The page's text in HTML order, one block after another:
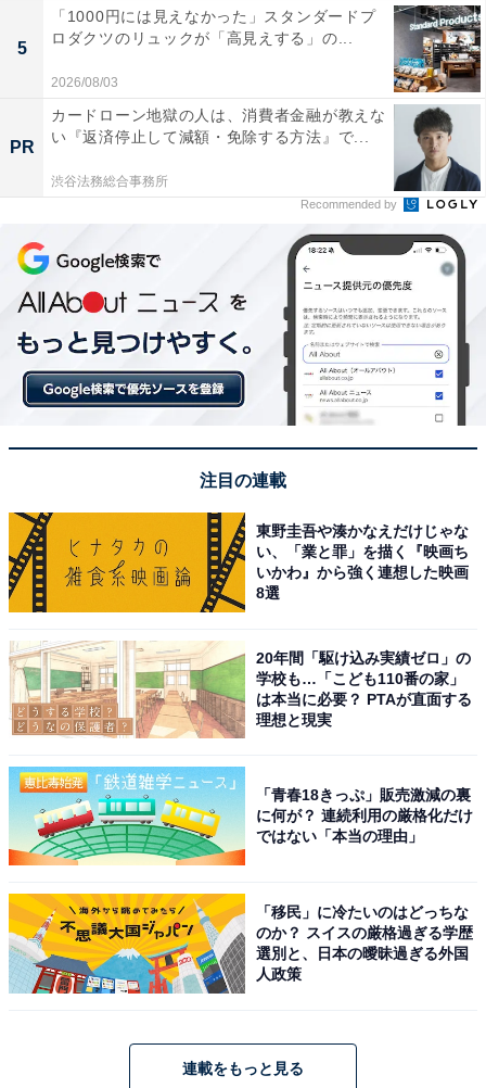
商品名
Lil ala mode カラフルトート
メーカー
パレード
2026年6月
価格
税込500円
ラインアップ
全5種
・キャミー
・ラテ
・スフレ
・ナッツ
Amazonで見る
5
「1000円には見えなかった」スタンダードプ
ロダクツのリュックが「高見えする」の...
2026/08/03
PR
カードローン地獄の人は、消費者金融が教えな
い『返済停止して減額・免除する方法』で...
渋谷法務総合事務所
Recommended by
注目の連載
東野圭吾や湊かなえだけじゃな
い、「業と罪」を描く『映画ち
いかわ』から強く連想した映画
8選
20年間「駆け込み実績ゼロ」の
学校も…「こども110番の家」
は本当に必要？ PTAが直面する
理想と現実
「青春18きっぷ」販売激減の裏
に何が？ 連続利用の厳格化だけ
ではない「本当の理由」
「移民」に冷たいのはどっちな
のか？ スイスの厳格過ぎる学歴
選別と、日本の曖昧過ぎる外国
人政策
連載をもっと見る